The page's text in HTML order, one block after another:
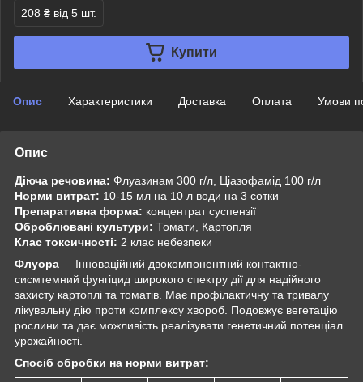
208 ₴ від 5 шт.
Купити
Опис Характеристики Доставка Оплата Умови
Опис
Діюча речовина: Флуазинам 300 г/л, Ціазофамід 100 г/л
Норми витрат: 10-15 мл на 10 л води на 3 сотки
Препаративна форма: концентрат суспензії
Оброблювані культури: Томати, Картопля
Клас токсичності: 2 клас небезпеки
Флуора – Інноваційний двокомпонентний контактно-
сисмтемний фунгіцид широкого спектру дії для надійного
захисту картоплі та томатів. Має профілактичну та тривалу
лікувальну дію проти комплексу хвороб. Подовжує вегетацію
рослини та дає можливість реалізувати генетичний потенціал
урожайності.
Спосіб обробки на норми витрат: